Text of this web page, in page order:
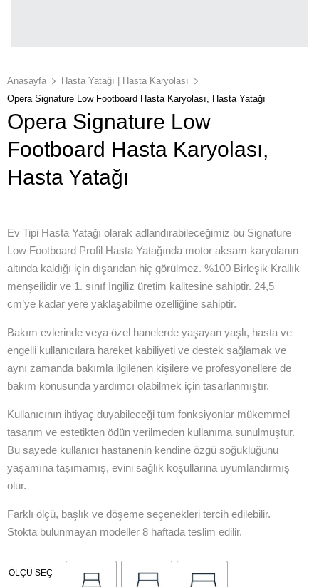
Anasayfa
Hasta Yatağı | Hasta Karyolası
Opera Signature Low Footboard Hasta Karyolası, Hasta Yatağı
Opera Signature Low
Footboard Hasta Karyolası,
Hasta Yatağı
Ev Tipi Hasta Yatağı olarak adlandırabileceğimiz bu Signature
Low Footboard Profil Hasta Yatağında motor aksam karyolanın
altında kaldığı için dışarıdan hiç görülmez. %100 Birleşik Krallık
menşeilidir ve 1. sınıf İngiliz üretim kalitesine sahiptir. 24,5
cm’ye kadar yere yaklaşabilme özelliğine sahiptir.
Bakım evlerinde veya özel hanelerde yaşayan yaşlı, hasta ve
engelli kullanıcılara hareket kabiliyeti ve destek sağlamak ve
aynı zamanda bakımla ilgilenen kişilere ve profesyonellere de
bakım konusunda yardımcı olabilmek için tasarlanmıştır.
Kullanıcının ihtiyaç duyabileceği tüm fonksiyonlar mükemmel
tasarım ve estetikten ödün verilmeden kullanıma sunulmuştur.
Bu sayede kullanıcı hastanenin kendine özgü soğukluğunu
yaşamına taşımamış, evini sağlık koşullarına uyumlandırmış
olur.
Farklı ölçü, başlık ve döşeme seçenekleri tercih edilebilir.
Stokta bulunmayan modeller 8 haftada teslim edilir.
ÖLÇÜ SEÇ